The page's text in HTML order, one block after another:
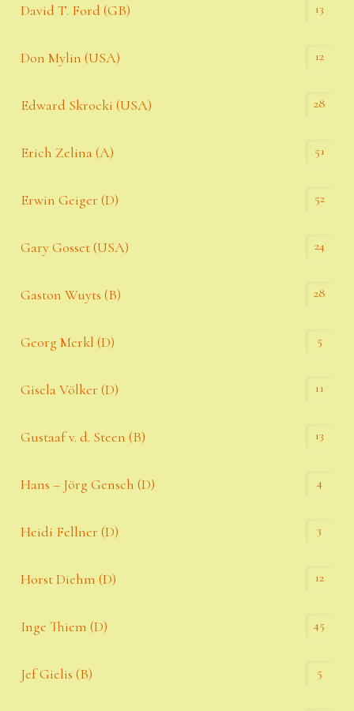
David T. Ford (GB) 13
Don Mylin (USA) 12
Edward Skrocki (USA) 28
Erich Zelina (A) 51
Erwin Geiger (D) 52
Gary Gosset (USA) 24
Gaston Wuyts (B) 28
Georg Merkl (D) 5
Gisela Völker (D) 11
Gustaaf v. d. Steen (B) 13
Hans – Jörg Gensch (D) 4
Heidi Fellner (D) 3
Horst Diehm (D) 12
Inge Thiem (D) 45
Jef Gielis (B) 5